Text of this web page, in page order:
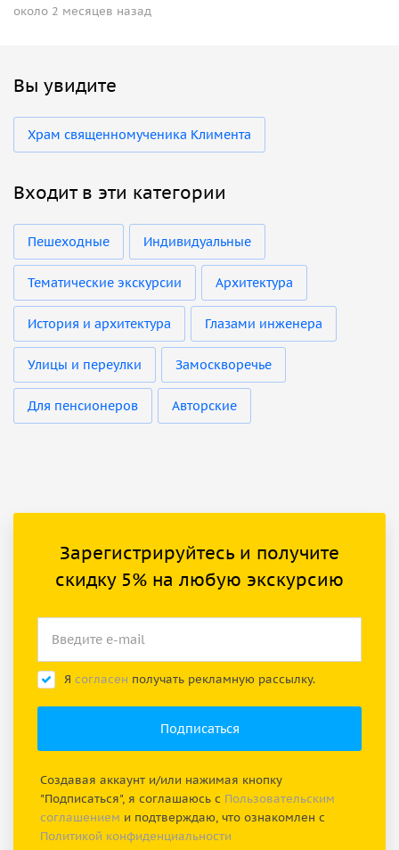
около 2 месяцев назад
Вы увидите
Храм священномученика Климента
Входит в эти категории
Пешеходные Индивидуальные
Тематические экскурсии Архитектура
История и архитектура Глазами инженера
Улицы и переулки Замоскворечье
Для пенсионеров Авторские
Зарегистрируйтесь и получите
скидку 5% на любую экскурсию
Я согласен получать рекламную рассылку.
Создавая аккаунт и/или нажимая кнопку
"Подписаться", я соглашаюсь с Пользовательским
соглашением и подтверждаю, что ознакомлен с
Политикой конфиденциальности